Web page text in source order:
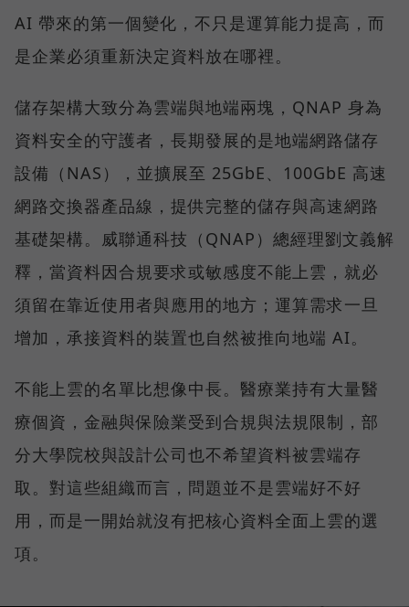
AI 帶來的第一個變化，不只是運算能力提高，而
是企業必須重新決定資料放在哪裡。
儲存架構大致分為雲端與地端兩塊，QNAP 身為
資料安全的守護者，長期發展的是地端網路儲存
設備（NAS），並擴展至 25GbE、100GbE 高速
網路交換器產品線，提供完整的儲存與高速網路
基礎架構。威聯通科技（QNAP）總經理劉文義解
釋，當資料因合規要求或敏感度不能上雲，就必
須留在靠近使用者與應用的地方；運算需求一旦
增加，承接資料的裝置也自然被推向地端 AI。
不能上雲的名單比想像中長。醫療業持有大量醫
療個資，金融與保險業受到合規與法規限制，部
分大學院校與設計公司也不希望資料被雲端存
取。對這些組織而言，問題並不是雲端好不好
用，而是一開始就沒有把核心資料全面上雲的選
項。